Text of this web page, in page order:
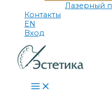
Лазерный
Контакты
EN
Вход
Main
Menu